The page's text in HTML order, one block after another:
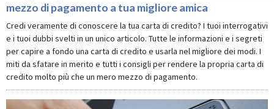
mezzo di pagamento a tua migliore amica
Credi veramente di conoscere la tua carta di credito? I tuoi interrogativi
e i tuoi dubbi svelti in un unico articolo. Tutte le informazioni e i segreti
per capire a fondo una carta di credito e usarla nel migliore dei modi. I
miti da sfatare in merito e tutti i consigli per rendere la propria carta di
credito molto più che un mero mezzo di pagamento.